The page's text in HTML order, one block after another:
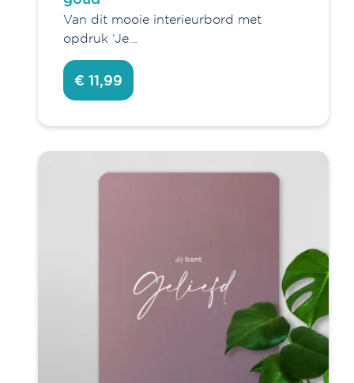
Van dit mooie interieurbord met
opdruk ‘Je…
€ 11,99